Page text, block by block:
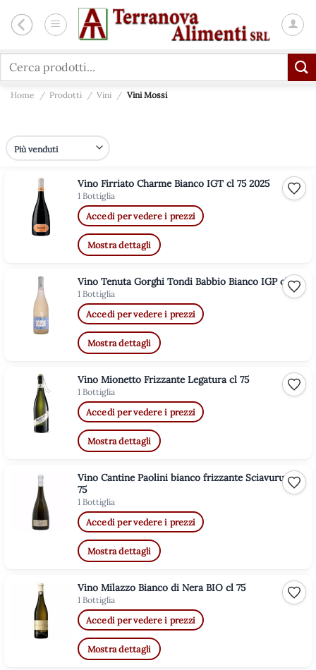
Cerca:
Home / Prodotti / Vini / Vini Mossi
Vino Firriato Charme Bianco IGT cl 75 2025
1 Bottiglia
Accedi per vedere i prezzi
Mostra dettagli
Vino Tenuta Gorghi Tondi Babbio Bianco IGP cl 75
1 Bottiglia
Accedi per vedere i prezzi
Mostra dettagli
Vino Mionetto Frizzante Legatura cl 75
1 Bottiglia
Accedi per vedere i prezzi
Mostra dettagli
Vino Cantine Paolini bianco frizzante Sciavuru cl
75
1 Bottiglia
Accedi per vedere i prezzi
Mostra dettagli
Vino Milazzo Bianco di Nera BIO cl 75
1 Bottiglia
Accedi per vedere i prezzi
Mostra dettagli